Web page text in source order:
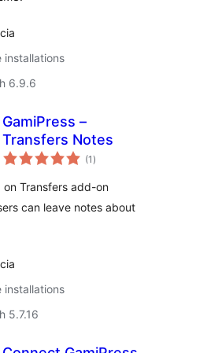
installations
6.9.6
GamiPress –
Transfers Notes
(1 total
ratings
)
Transfers add-on
can leave notes about
installations
5.7.16